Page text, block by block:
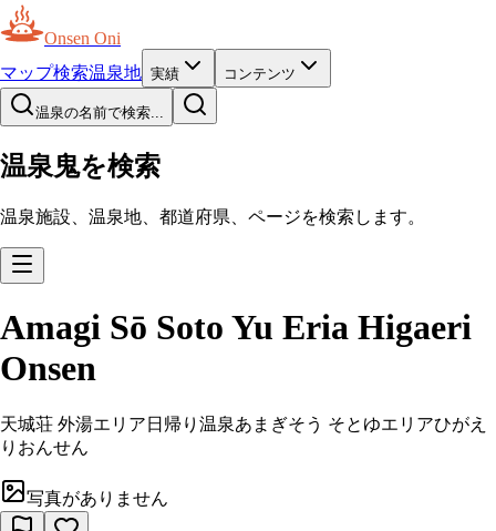
Onsen Oni
マップ検索温泉地 実績 コンテンツ
温泉の名前で検索...
温泉鬼を検索
温泉施設、温泉地、都道府県、ページを検索します。
Amagi Sō Soto Yu Eria Higaeri
Onsen
天城荘 外湯エリア日帰り温泉あまぎそう そとゆエリアひがえ
りおんせん
写真がありません